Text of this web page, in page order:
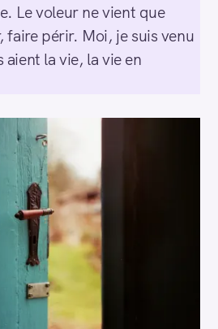
Le voleur ne vient que
faire périr. Moi, je suis venu
la vie, la vie en